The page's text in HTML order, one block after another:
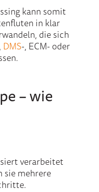
kann somit
in klar
die sich
DMS-, ECM- oder
– wie
verarbeitet
sie mehrere